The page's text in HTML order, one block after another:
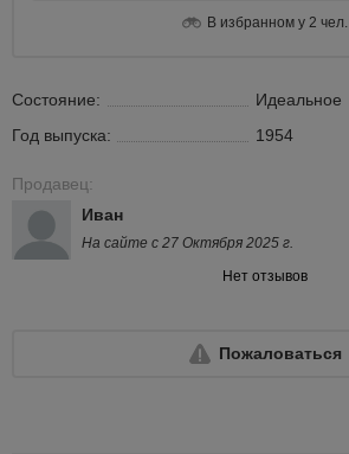
В избранном у 2 чел.
Состояние:
Идеальное
Год выпуска:
1954
Продавец:
Иван
На сайте с 27 Октября 2025 г.
Нет отзывов
Пожаловаться